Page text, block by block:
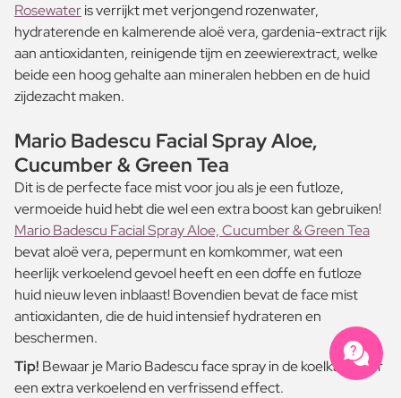
Rosewateris verrijkt met verjongend rozenwater,
hydraterende en kalmerende aloë vera, gardenia-extract rijk
aan antioxidanten, reinigende tijm en zeewierextract, welke
beide een hoog gehalte aan mineralen hebben en de huid
zijdezacht maken.
Mario Badescu Facial Spray Aloe,
Cucumber & Green Tea
Dit is de perfecte face mist voor jou als je een futloze,
vermoeide huid hebt die wel een extra boost kan gebruiken!
Mario Badescu Facial Spray Aloe, Cucumber & Green Tea
bevat aloë vera, pepermunt en komkommer, wat een
heerlijk verkoelend gevoel heeft en een doffe en futloze
huid nieuw leven inblaast! Bovendien bevat de face mist
antioxidanten, die de huid intensief hydrateren en
beschermen.
Tip! Bewaar je Mario Badescu face spray in de koelkast voor
een extra verkoelend en verfrissend effect.